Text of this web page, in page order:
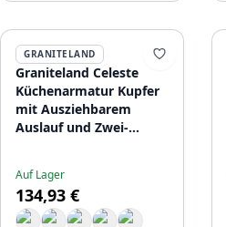
GRANITELAND
Graniteland Celeste
Küchenarmatur Kupfer
mit Ausziehbarem
Auslauf und Zwei-
Auf Lager
134,93 €